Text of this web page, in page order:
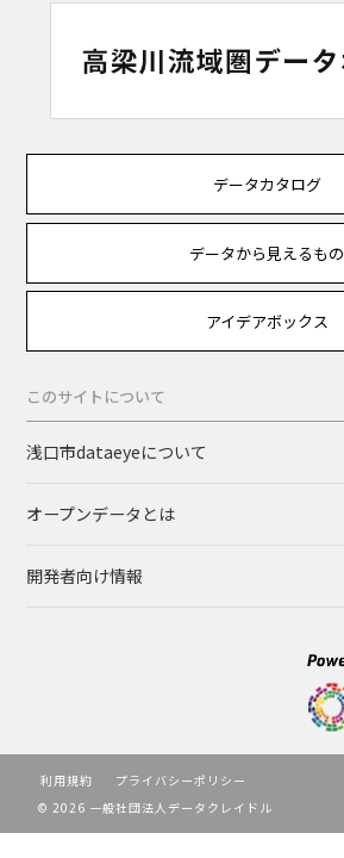
データカタログ
データから見えるもの
アイデアボックス
このサイトについて
浅口市dataeyeについて
オープンデータとは
開発者向け情報
利用規約
プライバシーポリシー
© 2026 一般社団法人データクレイドル